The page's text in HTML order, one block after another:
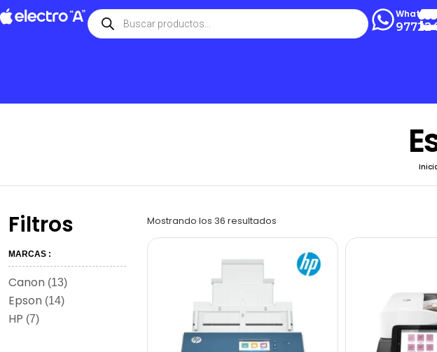
Filtros
MARCAS :
Canon (13)
Epson (14)
HP (7)
Mostrando los 36 resultados